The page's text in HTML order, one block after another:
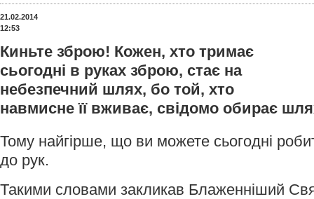
21.02.2014
12:53
Киньте зброю! Кожен, хто тримає
сьогодні в руках зброю, стає на
небезпечний шлях, бо той, хто
навмисне її вживає, свідомо обирає
Тому найгірше, що ви можете сьогодні
до рук.
Такими словами закликав Блаженніший